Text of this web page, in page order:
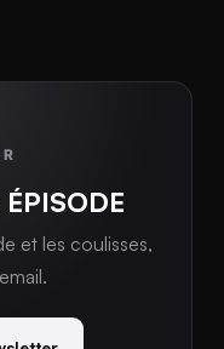
et les coulisses,